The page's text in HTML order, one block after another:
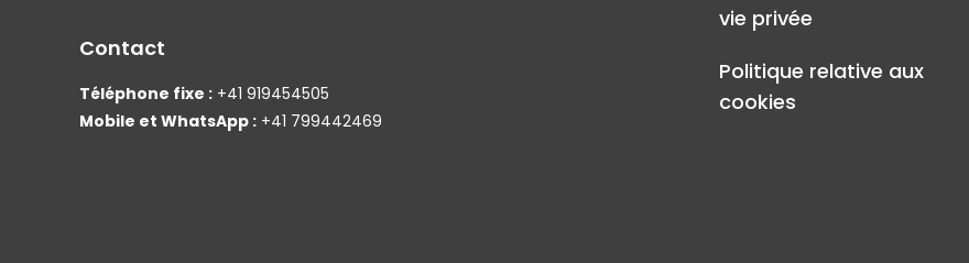
Contact
Téléphone fixe : +41 919454505
Mobile et WhatsApp : +41 799442469
vie privée
Politique relative aux
cookies